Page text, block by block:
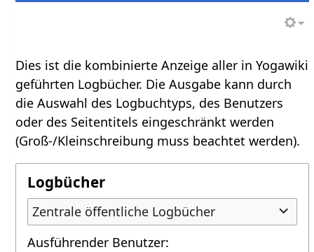
Dies ist die kombinierte Anzeige aller in Yogawiki
geführten Logbücher. Die Ausgabe kann durch
die Auswahl des Logbuchtyps, des Benutzers
oder des Seitentitels eingeschränkt werden
(Groß-/Kleinschreibung muss beachtet werden).
Logbücher
Zentrale öffentliche Logbücher
Ausführender Benutzer: